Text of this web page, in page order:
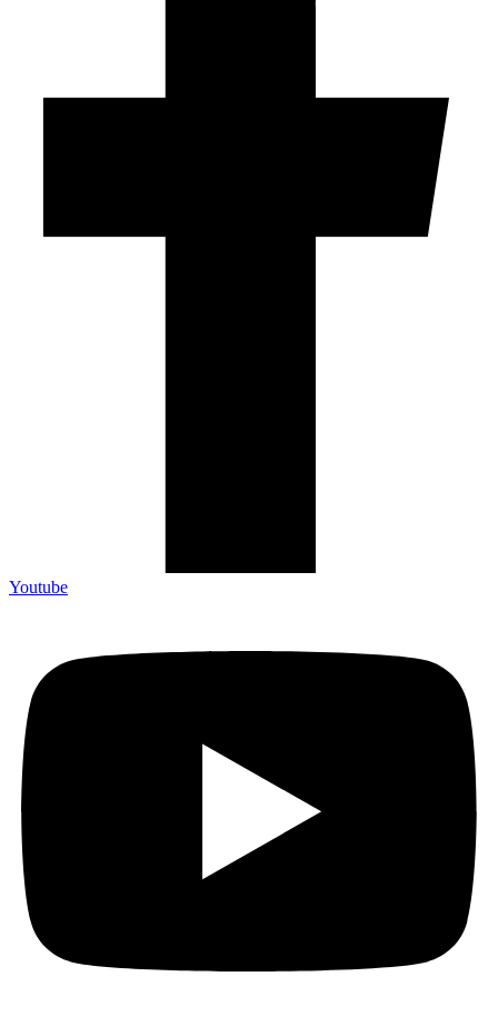
Youtube